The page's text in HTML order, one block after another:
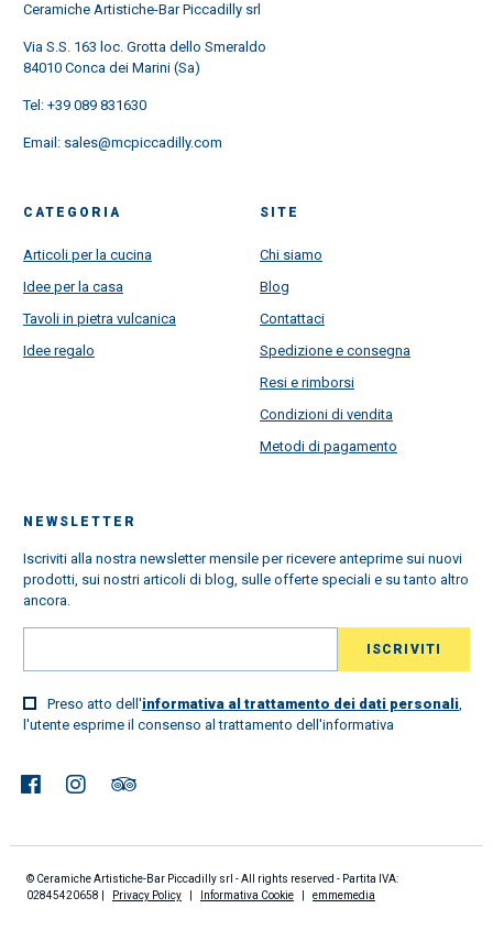
Ceramiche Artistiche-Bar Piccadilly srl
Via S.S. 163 loc. Grotta dello Smeraldo
84010 Conca dei Marini (Sa)
Tel: +39 089 831630
Email: sales@mcpiccadilly.com
CATEGORIA
Articoli per la cucina
Idee per la casa
Tavoli in pietra vulcanica
Idee regalo
SITE
Chi siamo
Blog
Contattaci
Spedizione e consegna
Resi e rimborsi
Condizioni di vendita
Metodi di pagamento
NEWSLETTER
Iscriviti alla nostra newsletter mensile per ricevere anteprime sui nuovi
prodotti, sui nostri articoli di blog, sulle offerte speciali e su tanto altro
ancora.
Preso atto dell'informativa al trattamento dei dati personali,
l'utente esprime il consenso al trattamento dell'informativa
© Ceramiche Artistiche-Bar Piccadilly srl - All rights reserved - Partita IVA:
02845420658 |
Privacy Policy Informativa Cookie emmemedia